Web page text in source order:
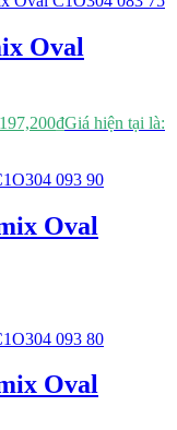
Oval
₫Giá hiện tại là:
Oval
Oval